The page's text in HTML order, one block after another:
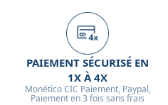
PAIEMENT SÉCURISÉ EN
1X À 4X
Monético CIC Paiement, Paypal,
Paiement en 3 fois sans frais